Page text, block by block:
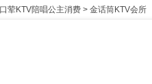
荤KTV陪唱公主消费 > 金话筒KTV会所